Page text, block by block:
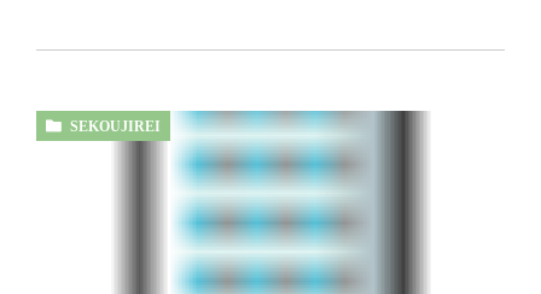
SEKOUJIREI